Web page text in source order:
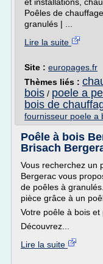
Poêles de
granulés | ...
Lire la suite
Site : europages.fr
Thèmes liés :
bois / poele a
bois de
fournisseur poele a
Poêle à bois
Brisach
Vous recherchez un
Bergerac vous
de poêles à
pièce grâce à un
Votre poêle à bois
Découvrez...
Lire la suite